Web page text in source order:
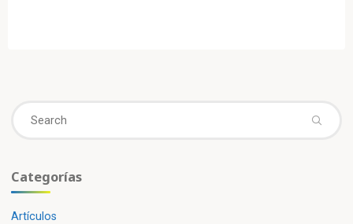
Categorías
Artículos